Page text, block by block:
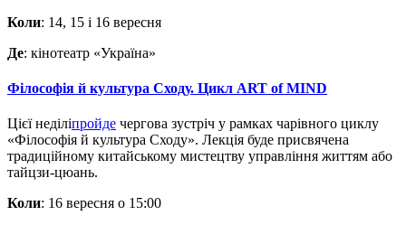
Коли: 14, 15 і 16 вересня
Де: кінотеатр «Україна»
Філософія й культура Сходу. Цикл ART of MIND
Цієї неділіпройде чергова зустріч у рамках чарівного циклу
«Філософія й культура Сходу». Лекція буде присвячена
традиційному китайському мистецтву управління життям або
тайцзи-цюань.
Коли: 16 вересня о 15:00